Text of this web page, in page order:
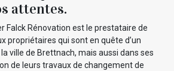
attentes.
Falck Rénovation est le prestataire de
propriétaires qui sont en quête d’un
ville de Brettnach, mais aussi dans ses
de leurs travaux de changement de